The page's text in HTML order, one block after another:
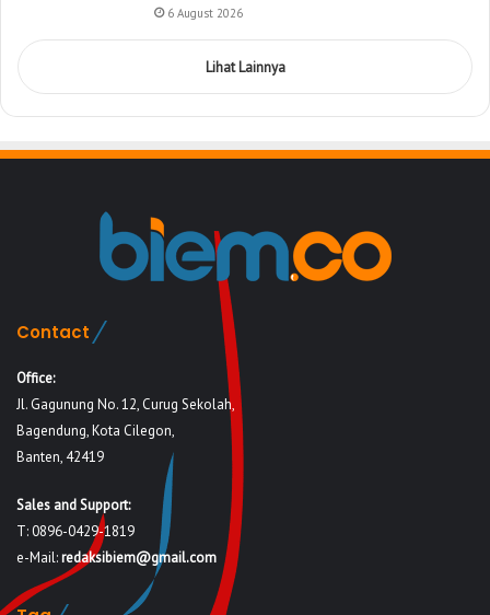
6 August 2026
Lihat Lainnya
Contact
Office:
Jl. Gagunung No. 12, Curug Sekolah,
Bagendung, Kota Cilegon,
Banten, 42419
Sales and Support:
T: 0896-0429-1819
e-Mail:redaksibiem@gmail.com